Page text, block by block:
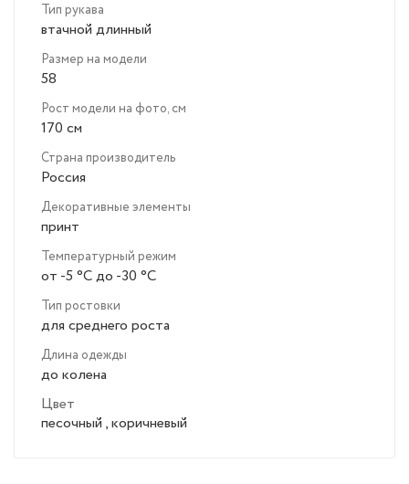
Тип рукава
втачной длинный
Размер на модели
58
Рост модели на фото, см
170 см
Страна производитель
Россия
Декоративные элементы
принт
Температурный режим
от -5 °C до -30 °C
Тип ростовки
для среднего роста
Длина одежды
до колена
Цвет
песочный , коричневый